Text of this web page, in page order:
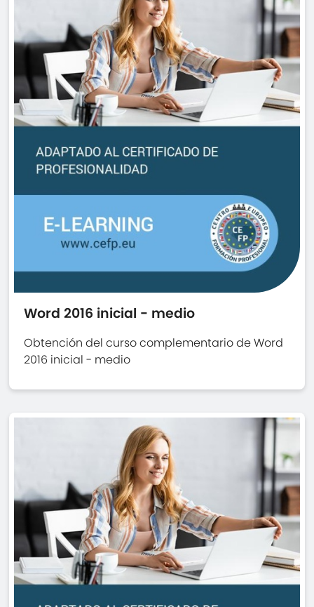
Word 2016 inicial - medio
Obtención del curso complementario de Word
2016 inicial - medio